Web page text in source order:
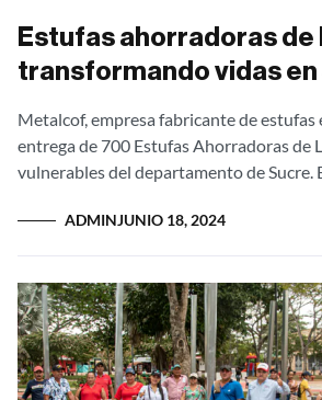
Estufas ahorradoras de
transformando vidas en
Metalcof, empresa fabricante de estufas
entrega de 700 Estufas Ahorradoras de
vulnerables del departamento de Sucre.
ADMINJUNIO 18, 2024